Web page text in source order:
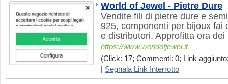
World of Jewel - Pietre Dure
Vendite fili di pietre dure e
925, componenti per bijoux fai
e distributori. Approfitta ora dei
https://www.worldofjewel.it
(Click: 17; Commenti: 0; Link
Segnala Link Interrotto